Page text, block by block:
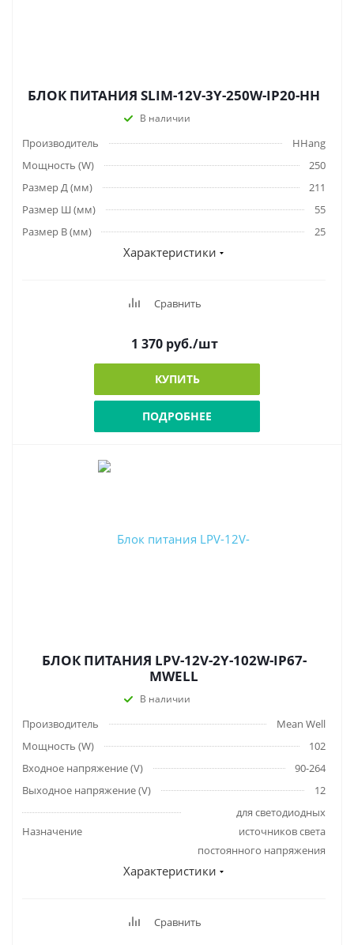
БЛОК ПИТАНИЯ SLIM-12V-3Y-250W-IP20-HH
В наличии
Производитель
HHang
Мощность (W)
250
Размер Д (мм)
211
Размер Ш (мм)
55
Размер В (мм)
25
Характеристики
Сравнить
1 370руб./шт
КУПИТЬ
ПОДРОБНЕЕ
БЛОК ПИТАНИЯ LPV-12V-2Y-102W-IP67-
MWELL
В наличии
Производитель
Mean Well
Мощность (W)
102
Входное напряжение (V)
90-264
Выходное напряжение (V)
12
Назначение
для светодиодных
источников света
постоянного напряжения
Характеристики
Сравнить